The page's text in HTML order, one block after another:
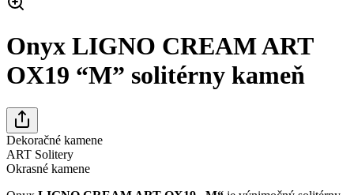
Onyx LIGNO CREAM ART
OX19 “M” solitérny kameň
Dekoračné kamene
ART Solitery
Okrasné kamene